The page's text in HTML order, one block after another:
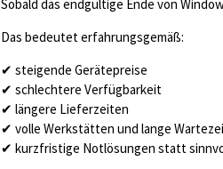
Sobald das endgültige Ende von
Das bedeutet erfahrungsgemäß:
✔ steigende Gerätepreise
✔ schlechtere Verfügbarkeit
✔ längere Lieferzeiten
✔ volle Werkstätten und lange
✔ kurzfristige Notlösungen statt